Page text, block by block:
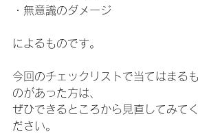
・無意識のダメージ
によるものです。
今回のチェックリストで当てはまるも
のがあった方は、
ぜひできるところから見直してみてく
ださい。